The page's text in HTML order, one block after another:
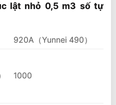
lật nhỏ 0,5 m3 số tự
920A（Yunnei 490）
1000